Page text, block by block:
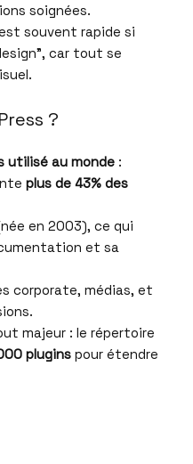
soignées.​
souvent rapide si
car tout se
?
utilisé au monde :
plus de 43% des
en 2003), ce qui
et sa
corporate, médias, et
majeur : le répertoire
plugins pour étendre